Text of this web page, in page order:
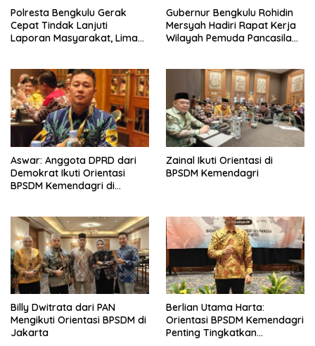
‎Polresta Bengkulu Gerak
Cepat Tindak Lanjuti
Laporan Masyarakat, Lima
Anak Diamankan
Gubernur Bengkulu Rohidin
Mersyah Hadiri Rapat Kerja
Wilayah Pemuda Pancasila
Aswar: Anggota DPRD dari
Demokrat Ikuti Orientasi
BPSDM Kemendagri di
Zainal Ikuti Orientasi di
BPSDM Kemendagri
Billy Dwitrata dari PAN
Mengikuti Orientasi BPSDM di
Jakarta
Berlian Utama Harta:
Orientasi BPSDM Kemendagri
Penting Tingkatkan